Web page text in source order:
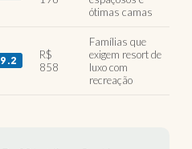
ótimas camas
9.2
R$
858
Famílias que
exigem resort de
luxo com
recreação